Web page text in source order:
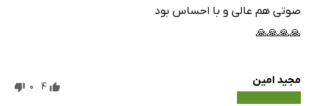
صوتی هم عالی و با احساس بود
🙏🙏🙏🙏
مجید امین 4
0